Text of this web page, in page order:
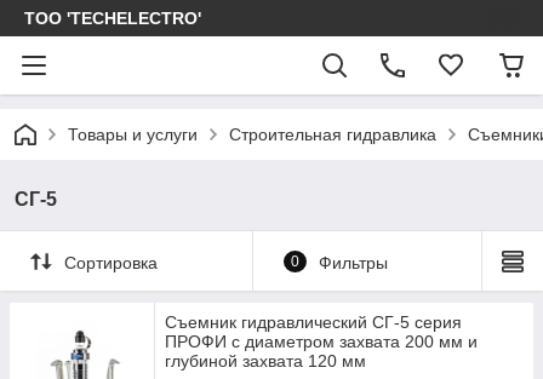
ТОО 'TECHELECTRO'
Товары и услуги Строительная гидравлика
СГ-5
Сортировка 0 Фильтры
Съемник гидравлический СГ-5 серия
ПРОФИ с диаметром захвата 200 мм и
глубиной захвата 120 мм